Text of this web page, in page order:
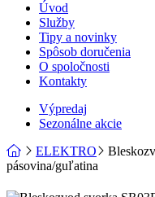
Úvod
Služby
Tipy a novinky
Spôsob doručenia
O spoločnosti
Kontakty
Výpredaj
Sezonálne akcie
ELEKTRO
pásovina/guľatina